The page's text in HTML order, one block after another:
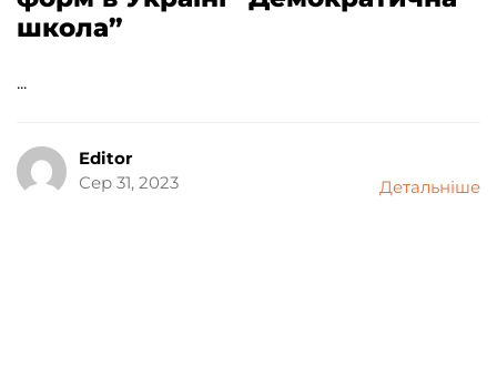
школа”
...
Editor
Сер 31, 2023
Детальніше